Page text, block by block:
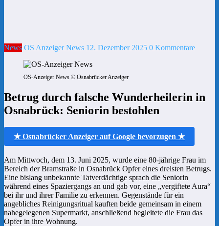
News OS Anzeiger News 12. Dezember 2025 0 Kommentare
OS-Anzeiger News © Osnabrücker Anzeiger
Betrug durch falsche Wunderheilerin in
Osnabrück: Seniorin bestohlen
★ Osnabrücker Anzeiger auf Google bevorzugen ★
Am Mittwoch, dem 13. Juni 2025, wurde eine 80-jährige Frau im
Bereich der Bramstraße in Osnabrück Opfer eines dreisten Betrugs.
Eine bislang unbekannte Tatverdächtige sprach die Seniorin
während eines Spaziergangs an und gab vor, eine „vergiftete Aura“
bei ihr und ihrer Familie zu erkennen. Gegenstände für ein
angebliches Reinigungsritual kauften beide gemeinsam in einem
nahegelegenen Supermarkt, anschließend begleitete die Frau das
Opfer in ihre Wohnung.